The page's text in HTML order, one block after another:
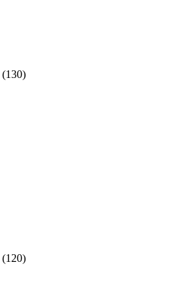
(130)
(120)